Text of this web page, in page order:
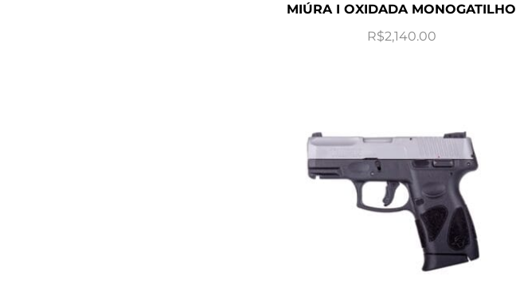
MIÚRA I OXIDADA MONOGATILHO
R$2,140.00